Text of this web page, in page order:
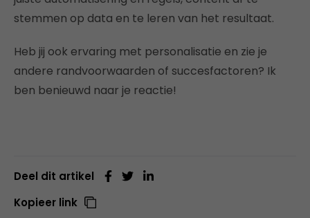
stemmen op data en te leren van het resultaat.
Heb jij ook ervaring met personalisatie en zie je
andere randvoorwaarden of succesfactoren? Ik
ben benieuwd naar je reactie!
Deel dit artikel
Kopieer link